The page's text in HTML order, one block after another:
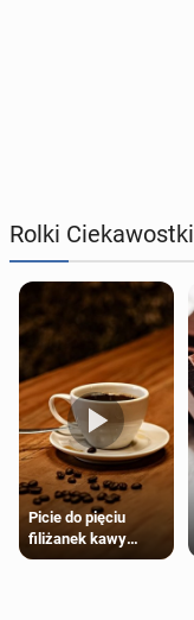
Rolki Ciekawostki
Picie do pięciu
filiżanek kawy
dziennie jest